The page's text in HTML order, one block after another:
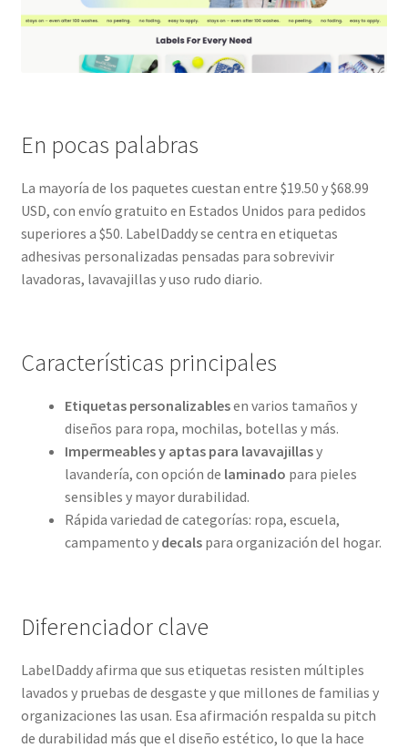
En pocas palabras
La mayoría de los paquetes cuestan entre $19.50 y $68.99
USD, con envío gratuito en Estados Unidos para pedidos
superiores a $50. LabelDaddy se centra en etiquetas
adhesivas personalizadas pensadas para sobrevivir
lavadoras, lavavajillas y uso rudo diario.
Características principales
Etiquetas personalizablesen varios tamaños y
diseños para ropa, mochilas, botellas y más.
Impermeables y aptas para lavavajillasy
lavandería, con opción de laminado para pieles
sensibles y mayor durabilidad.
Rápida variedad de categorías: ropa, escuela,
campamento y decalspara organización del hogar.
Diferenciador clave
LabelDaddy afirma que sus etiquetas resisten múltiples
lavados y pruebas de desgaste y que millones de familias y
organizaciones las usan. Esa afirmación respalda su pitch
de durabilidad más que el diseño estético, lo que la hace